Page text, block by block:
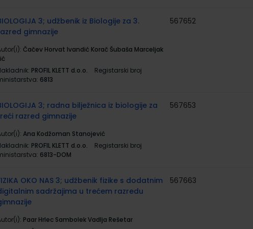
3; udžbenik iz Biologije za 3.
gimnazije
Čačev Horvat Ivandić Korač Šubaša Marceljak
PROFIL KLETT d.o.o.
Registarski broj
6813
567652
3; radna bilježnica iz biologije za
razred gimnazije
Ana Kodžoman Stanojević
PROFIL KLETT d.o.o.
Registarski broj
6813-DOM
567653
OKO NAS 3; udžbenik fizike s dodatnim
sadržajima u trećem razredu
Paar Hrlec Sambolek Vadlja Rešetar
567663